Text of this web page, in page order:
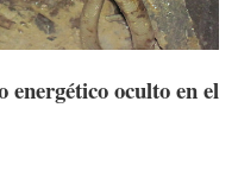
energético oculto en el